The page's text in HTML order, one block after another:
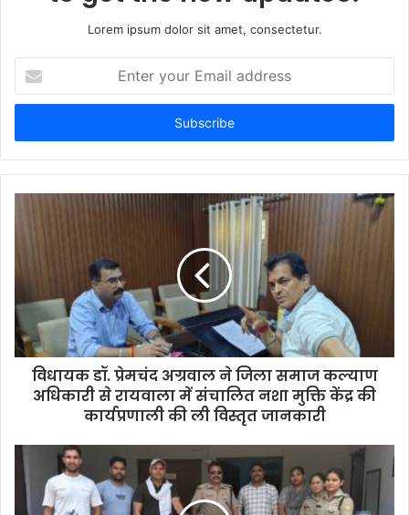
Lorem ipsum dolor sit amet, consectetur.
your
Email
विधायक डॉ. प्रेमचंद अग्रवाल ने जिला समाज कल्याण
अधिकारी से रायवाला में संचालित नशा मुक्ति केंद्र की
कार्यप्रणाली की ली विस्तृत जानकारी